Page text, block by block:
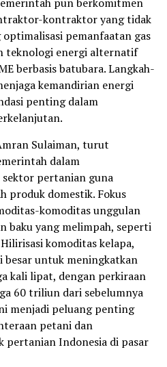
kontraktor yang tidak
pemanfaatan gas
teknologi energi alternatif
berbasis batubara. Langkah-
kemandirian energi
penting dalam
Sulaiman, turut
dalam
pertanian guna
produk domestik. Fokus
komoditas unggulan
baku yang melimpah, seperti
komoditas kelapa,
besar untuk meningkatkan
kali lipat, dengan perkiraan
60 triliun dari sebelumnya
menjadi peluang penting
petani dan
pertanian Indonesia di pasar